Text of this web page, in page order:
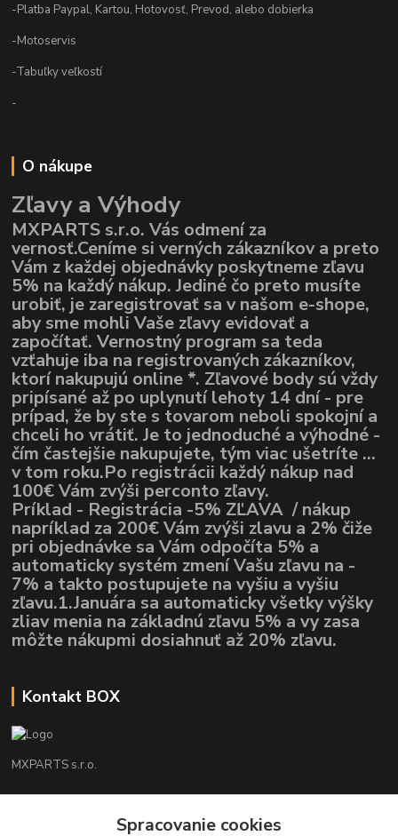
-Platba Paypal, Kartou, Hotovosť, Prevod, alebo dobierka
-Motoservis
-Tabuľky veľkostí
-
O nákupe
Zľavy a Výhody
MXPARTS s.r.o. Vás odmení za
vernosť.Ceníme si verných zákazníkov a preto
Vám z každej objednávky poskytneme zľavu
5% na každý nákup. Jediné čo preto musíte
urobiť, je zaregistrovať sa v našom e-shope,
aby sme mohli Vaše zľavy evidovať a
započítať. Vernostný program sa teda
vzťahuje iba na registrovaných zákazníkov,
ktorí nakupujú online *. Zľavové body sú vždy
pripísané až po uplynutí lehoty 14 dní - pre
prípad, že by ste s tovarom neboli spokojní a
chceli ho vrátiť. Je to jednoduché a výhodné -
čím častejšie nakupujete, tým viac ušetríte ...
v tom roku.Po registrácii každý nákup nad
100€ Vám zvýši perconto zľavy.
Príklad - Registrácia -5% ZĽAVA / nákup
napríklad za 200€ Vám zvýši zlavu a 2% čiže
pri objednávke sa Vám odpočíta 5% a
automaticky systém zmení Vašu zľavu na -
7% a takto postupujete na vyšiu a vyšiu
zľavu.1.Januára sa automaticky všetky výšky
zliav menia na základnú zľavu 5% a vy zasa
môžte nákupmi dosiahnuť až 20% zľavu.
Kontakt BOX
MXPARTS s.r.o.
+421948260186
Spracovanie cookies